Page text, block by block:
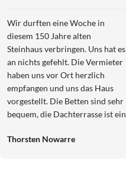
Wir durften eine Woche in
diesem 150 Jahre alten
Steinhaus verbringen. Uns hat es
an nichts gefehlt. Die Vermieter
haben uns vor Ort herzlich
empfangen und uns das Haus
vorgestellt. Die Betten sind sehr
bequem, die Dachterrasse ist ein
sauber. Die Lage ist ruhig in
Thorsten Nowarre